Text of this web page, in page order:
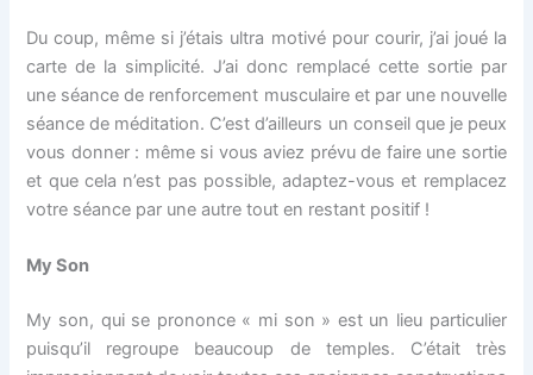
Du coup, même si j’étais ultra motivé pour courir, j’ai joué la
carte de la simplicité. J’ai donc remplacé cette sortie par
une séance de renforcement musculaire et par une nouvelle
séance de méditation. C’est d’ailleurs un conseil que je peux
vous donner : même si vous aviez prévu de faire une sortie
et que cela n’est pas possible, adaptez-vous et remplacez
votre séance par une autre tout en restant positif !
My Son
My son, qui se prononce « mi son » est un lieu particulier
puisqu’il regroupe beaucoup de temples. C’était très